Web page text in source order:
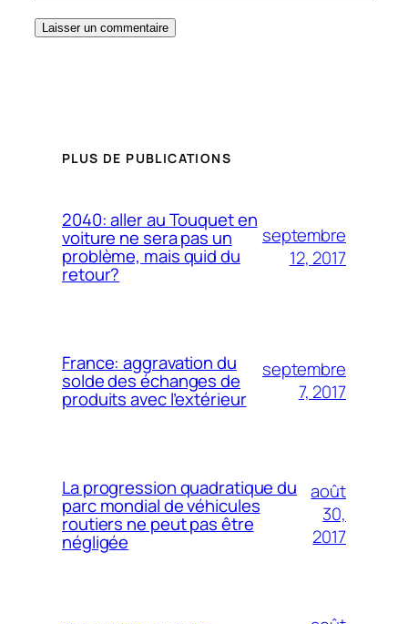
PLUS DE PUBLICATIONS
2040: aller au Touquet en
voiture ne sera pas un
problème, mais quid du
retour?
septembre
12, 2017
France: aggravation du
solde des échanges de
produits avec l’extérieur
septembre
7, 2017
La progression quadratique du
parc mondial de véhicules
routiers ne peut pas être
négligée
août
30,
2017